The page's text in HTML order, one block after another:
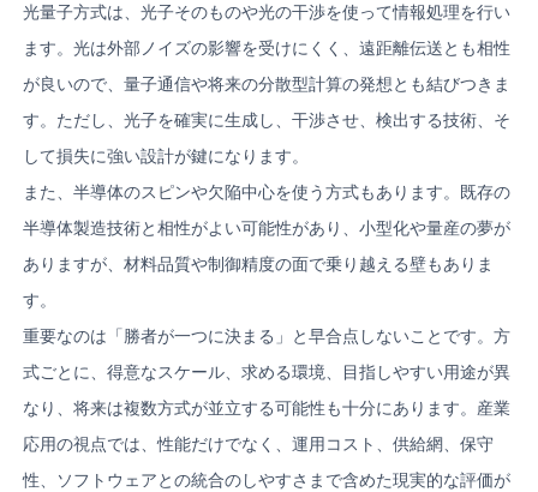
光量子方式は、光子そのものや光の干渉を使って情報処理を行い
ます。光は外部ノイズの影響を受けにくく、遠距離伝送とも相性
が良いので、量子通信や将来の分散型計算の発想とも結びつきま
す。ただし、光子を確実に生成し、干渉させ、検出する技術、そ
して損失に強い設計が鍵になります。
また、半導体のスピンや欠陥中心を使う方式もあります。既存の
半導体製造技術と相性がよい可能性があり、小型化や量産の夢が
ありますが、材料品質や制御精度の面で乗り越える壁もありま
す。
重要なのは「勝者が一つに決まる」と早合点しないことです。方
式ごとに、得意なスケール、求める環境、目指しやすい用途が異
なり、将来は複数方式が並立する可能性も十分にあります。産業
応用の視点では、性能だけでなく、運用コスト、供給網、保守
性、ソフトウェアとの統合のしやすさまで含めた現実的な評価が